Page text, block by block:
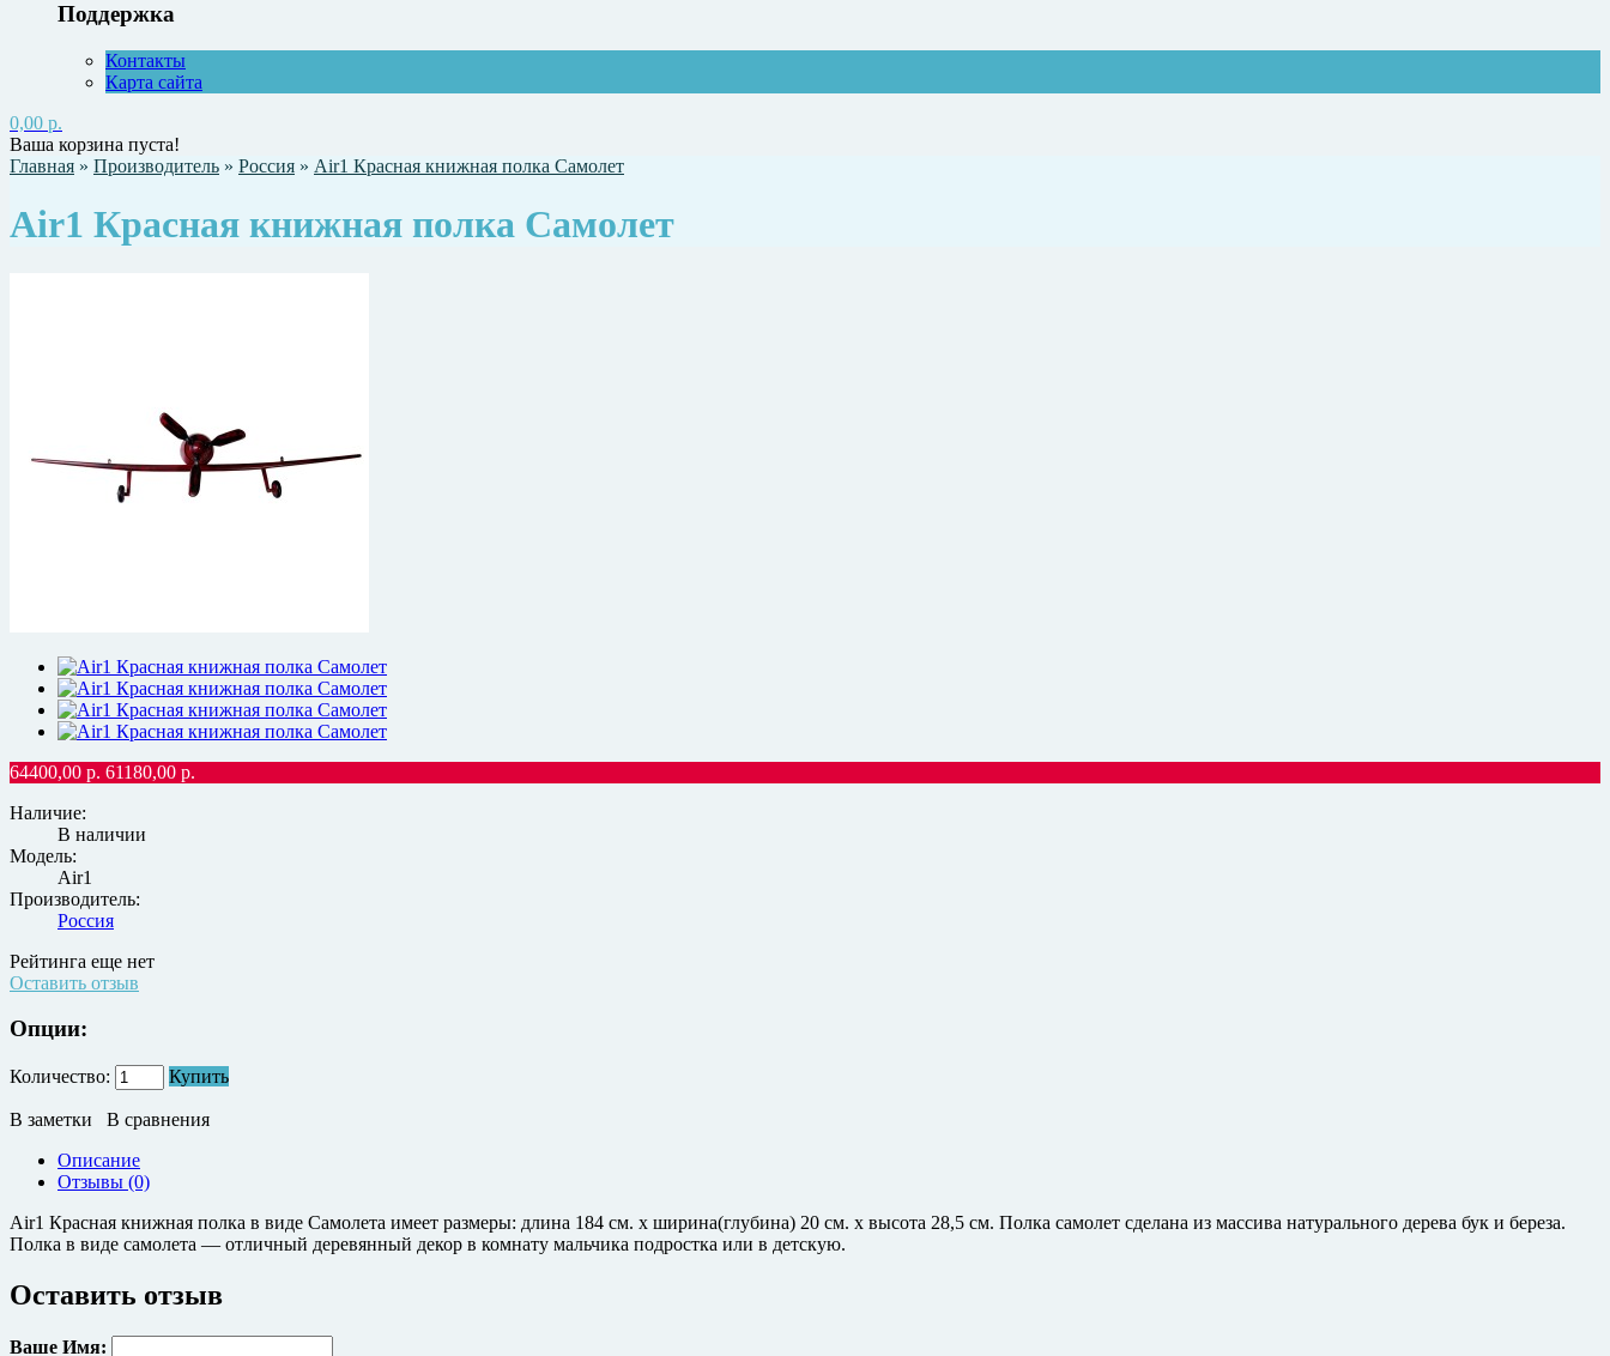
Поддержка
Контакты
Карта сайта
0,00 р.
Ваша корзина пуста!
Главная » Производитель » Россия » Air1 Красная книжная полка Самолет
Air1 Красная книжная полка Самолет
64400,00 р. 61180,00 р.
Наличие:
В наличии
Модель:
Air1
Производитель:
Россия
Рейтинга еще нет
Оставить отзыв
Опции:
Количество: Купить
В заметки
В сравнения
Описание
Отзывы (0)
Air1 Красная книжная полка в виде Самолета имеет размеры: длина 184 см. х ширина(глубина) 20 см. х высота 28,5 см. Полка самолет сделана из массива натурального дерева бук и береза.
Полка в виде самолета — отличный деревянный декор в комнату мальчика подростка или в детскую.
Оставить отзыв
Ваше Имя: